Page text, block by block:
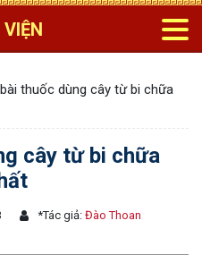
thuốc dùng cây từ bi chữa
cây từ bi chữa
*Tác giả: Đào Thoan